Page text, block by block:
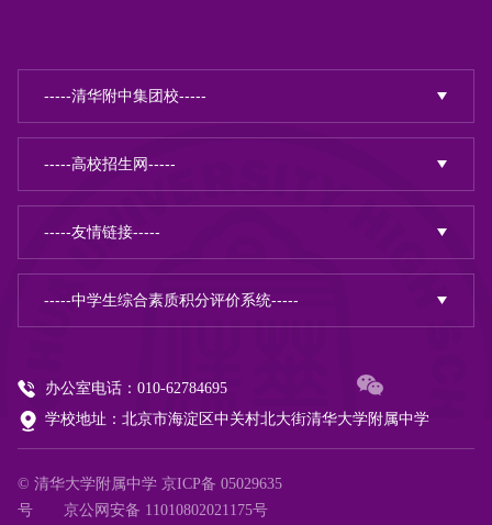
办公室电话：010-62784695
学校地址：北京市海淀区中关村北大街清华大学附属中学
© 清华大学附属中学京ICP备 05029635
号
京公网安备 11010802021175号